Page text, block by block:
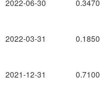
2022-06-30
2022-03-31
2021-12-31
0.3470
0.1850
0.7100